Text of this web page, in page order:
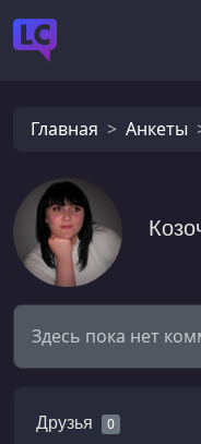
Главная Анкеты
Здесь пока нет
Друзья 0